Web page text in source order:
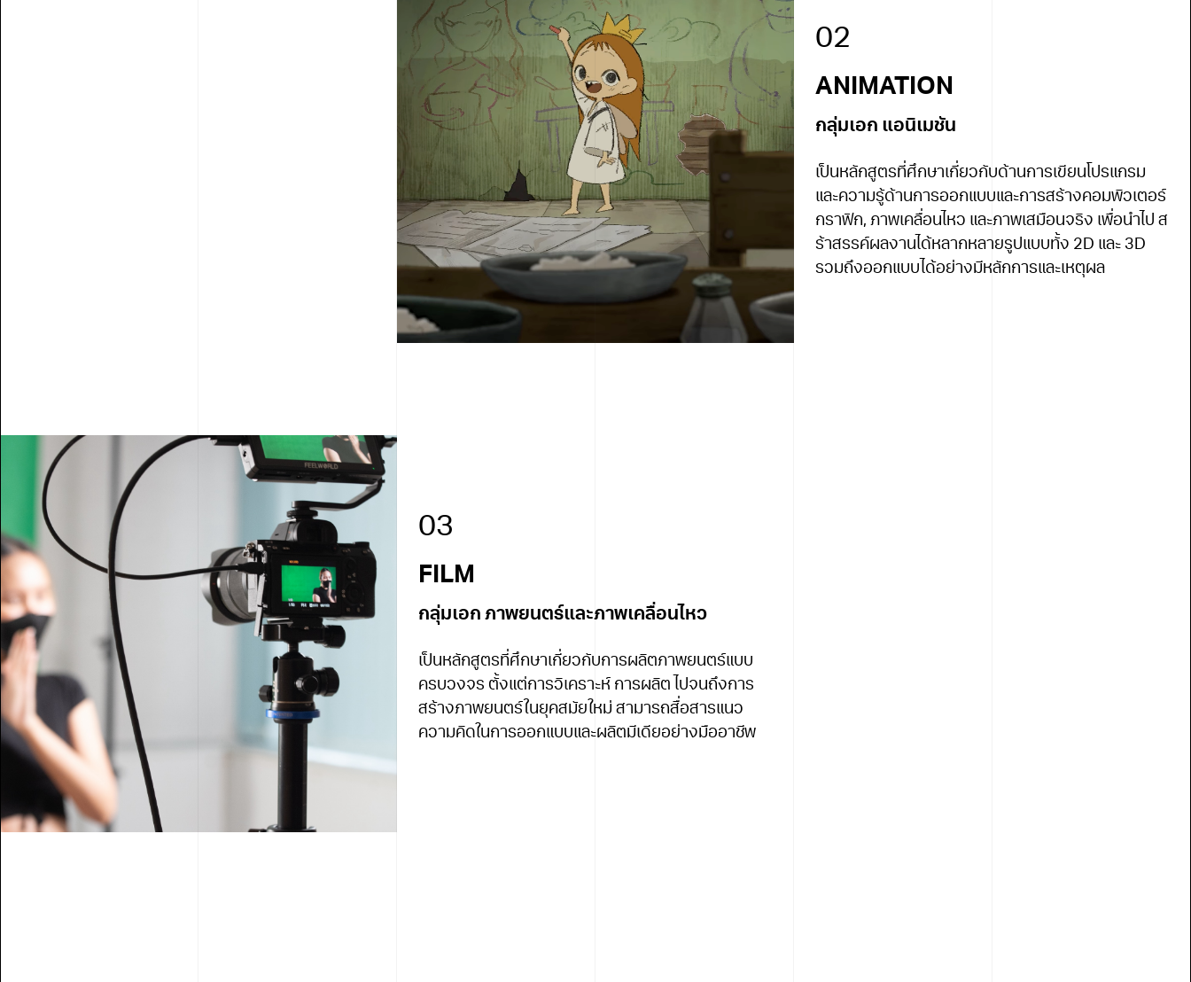
02
ANIMATION
กลุ่มเอก แอนิเมชัน
เป็นหลักสูตรที่ศึกษาเกี่ยวกับด้านการเขียนโปรแกรม
และความรู้ด้านการออกแบบและการสร้างคอมพิวเตอร์
กราฟิก, ภาพเคลื่อนไหว และภาพเสมือนจริง เพื่อนำไป ส
ร้าสรรค์ผลงานได้หลากหลายรูปแบบทั้ง 2D และ 3D
รวมถึงออกแบบได้อย่างมีหลักการและเหตุผล
03
FILM
กลุ่มเอก ภาพยนตร์และภาพเคลื่อนไหว
เป็นหลักสูตรที่ศึกษาเกี่ยวกับการผลิตภาพยนตร์แบบ
ครบวงจร ตั้งแต่การวิเคราะห์ การผลิต ไปจนถึงการ
สร้างภาพยนตร์ในยุคสมัยใหม่ สามารถสื่อสารแนว
ความคิดในการออกแบบและผลิตมีเดียอย่างมืออาชีพ
SubPLO 1.1 :
สามารถเรียนรู้พื้นฐานทางศิลปะและการออกแบบ (Learn)
สามารถเข้าใจหลักการพื้นฐานทางศิลปะและการออกแบบ (Understand)
SubPLO 1.3 :
สามารถสืบค้นข้อมูลศิลปะและการออกแบบเพื่อสร้างแรงบันดาลใจ (Find)
SubPLO 2.1 :
สามารถเชื่อมโยงข้อมูลศิลปะและการออกแบบ เพื่อนำเสนอแนวความคิด
ในการผลิตสื่อ (Concept)
สามารถใช้เครืองมือศิลปะและการออกแบบในการผลิตมีเดียได้อย่างร่วม
สมัย (Tools)
SubPLO 2.3 :
ความสามารถการออกแบบได้อย่างมีหลักการและเหตุผล (Design)
SubPLO 3.1 :
สามารถสื่อสารแนวความคิดในการออกแบบได้ (Communicate)
สามารถบริหารจัดการการผลิตมีเดียอย่างมืออาชีพ (Management)
SubPLO 3.3 :
สามารถสร้างสรรค์มีเดียได้อย่างมีสุนทรียะ (Create)
SubPLO 4.1 :
สามารถประยุกต์ใช้องค์ความรู้และทักษะด้านศิลปะและการออกแบบได้
อย่างเหมาะสม (Applied)
สามารถปรับใช้ความรู้และทักษะด้านศิลปะและการออกแบบให้สอดคล้อง
กับบริบทและพลวัตรทางสังคม
SubPLO 5.1 :
สามารถผลิตสื่อด้วยความมีจิตสำนึก และมีความรับผิดชอบต่อสังคม
จรรยาบรรณวิชาชีพในการผลิตสื่อ